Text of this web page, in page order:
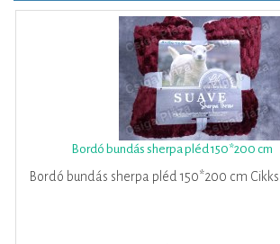
Bordó bundás sherpa pléd 150*200 cm
Bordó bundás sherpa pléd 150*200 cm